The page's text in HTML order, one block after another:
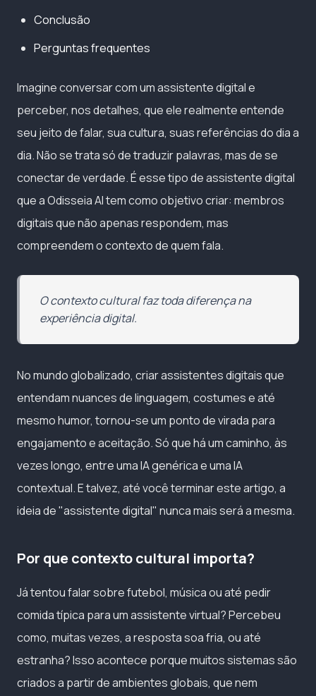
Conclusão
Perguntas frequentes
Imagine conversar com um assistente digital e
perceber, nos detalhes, que ele realmente entende
seu jeito de falar, sua cultura, suas referências do dia a
dia. Não se trata só de traduzir palavras, mas de se
conectar de verdade. É esse tipo de assistente digital
que a Odisseia AI tem como objetivo criar: membros
digitais que não apenas respondem, mas
compreendem o contexto de quem fala.
O contexto cultural faz toda diferença na
experiência digital.
No mundo globalizado, criar assistentes digitais que
entendam nuances de linguagem, costumes e até
mesmo humor, tornou-se um ponto de virada para
engajamento e aceitação. Só que há um caminho, às
vezes longo, entre uma IA genérica e uma IA
contextual. E talvez, até você terminar este artigo, a
ideia de "assistente digital" nunca mais será a mesma.
Por que contexto cultural importa?
Já tentou falar sobre futebol, música ou até pedir
comida típica para um assistente virtual? Percebeu
como, muitas vezes, a resposta soa fria, ou até
estranha? Isso acontece porque muitos sistemas são
criados a partir de ambientes globais, que nem